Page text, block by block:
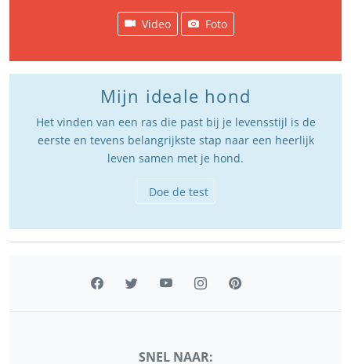
Video Foto
Mijn ideale hond
Het vinden van een ras die past bij je levensstijl is de
eerste en tevens belangrijkste stap naar een heerlijk
leven samen met je hond.
Doe de test
SNEL NAAR: